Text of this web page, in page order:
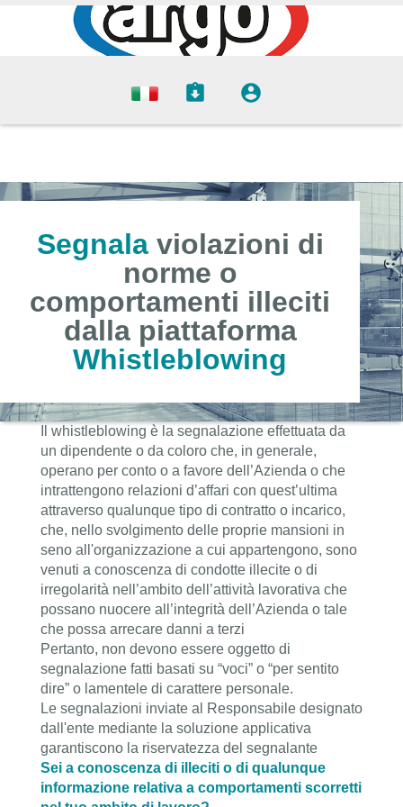
Segnala violazioni di
norme o
comportamenti illeciti
dalla piattaforma
Whistleblowing
Il whistleblowing è la segnalazione effettuata da
un dipendente o da coloro che, in generale,
operano per conto o a favore dell’Azienda o che
intrattengono relazioni d’affari con quest’ultima
attraverso qualunque tipo di contratto o incarico,
che, nello svolgimento delle proprie mansioni in
seno all'organizzazione a cui appartengono, sono
venuti a conoscenza di condotte illecite o di
irregolarità nell’ambito dell’attività lavorativa che
possano nuocere all’integrità dell’Azienda o tale
che possa arrecare danni a terzi
Pertanto, non devono essere oggetto di
segnalazione fatti basati su “voci” o “per sentito
dire” o lamentele di carattere personale.
Le segnalazioni inviate al Responsabile designato
dall'ente mediante la soluzione applicativa
garantiscono la riservatezza del segnalante
Sei a conoscenza di illeciti o di qualunque
informazione relativa a comportamenti scorretti